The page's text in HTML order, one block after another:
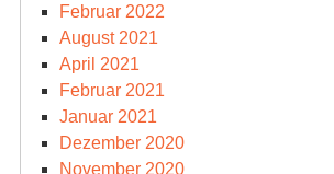
Februar 2022
August 2021
April 2021
Februar 2021
Januar 2021
Dezember 2020
November 2020